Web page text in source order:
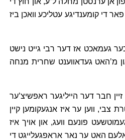
די קומענדיגע עטליכע וואכן ביז
געמאכט אז דער רבי גייט נישט
מ’האט געדאווענט שחרית מנחה
חבר דער הייליגער ראפשיצ’ער
צבי, ווען ער איז אנגעקומען קיין
פונעם וועג, און אויך איז
אלעם האט ער נאר אראפגעלייגט די